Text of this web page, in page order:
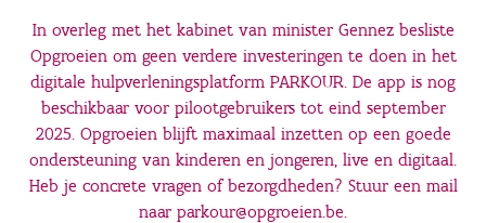
In overleg met het kabinet van minister Gennez besliste
Opgroeien om geen verdere investeringen te doen in het
digitale hulpverleningsplatform PARKOUR. De app is nog
beschikbaar voor pilootgebruikers tot eind september
2025. Opgroeien blijft maximaal inzetten op een goede
ondersteuning van kinderen en jongeren, live en digitaal.
Heb je concrete vragen of bezorgdheden? Stuur een mail
naar parkour@opgroeien.be.